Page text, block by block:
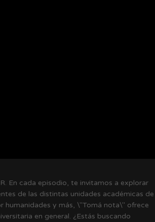
En cada episodio, te invitamos a explorar
de las distintas unidades académicas de
humanidades y más, \"Tomá nota\" ofrece
en general. ¿Estás buscando